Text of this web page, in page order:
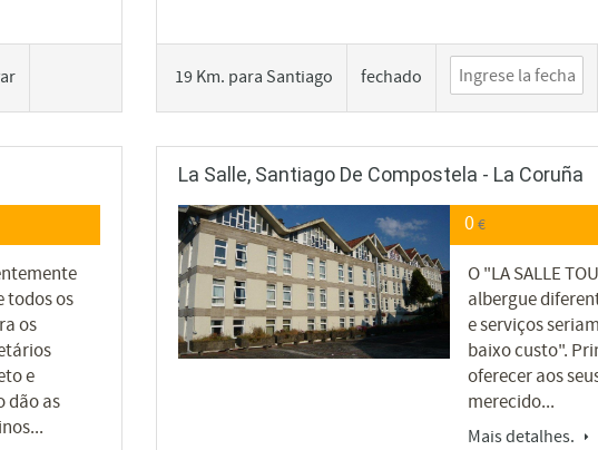
19 Km. para Santiago fechado
todos os
os
e
dão as
La Salle, Santiago De Compostela - La Coruña
0€
O "LA SALLE
albergue
e serviços
baixo custo".
oferecer aos
merecido...
Mais detalhes.